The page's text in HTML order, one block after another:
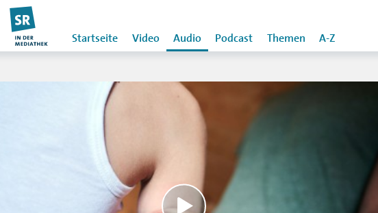
Startseite Video Audio Podcast Themen A-Z